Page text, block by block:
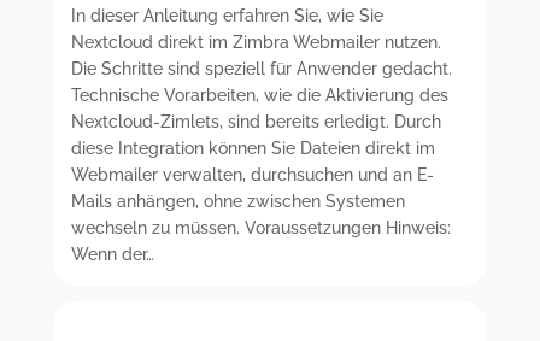
In dieser Anleitung erfahren Sie, wie Sie
Nextcloud direkt im Zimbra Webmailer nutzen.
Die Schritte sind speziell für Anwender gedacht.
Technische Vorarbeiten, wie die Aktivierung des
Nextcloud-Zimlets, sind bereits erledigt. Durch
diese Integration können Sie Dateien direkt im
Webmailer verwalten, durchsuchen und an E-
Mails anhängen, ohne zwischen Systemen
wechseln zu müssen. Voraussetzungen Hinweis:
Wenn der…